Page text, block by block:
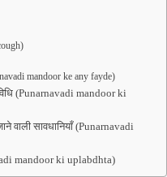
mandoor ke any fayde)
(Punarnavadi mandoor ki
वाली सावधानियाँ (Punarnavadi
mandoor ki uplabdhta)